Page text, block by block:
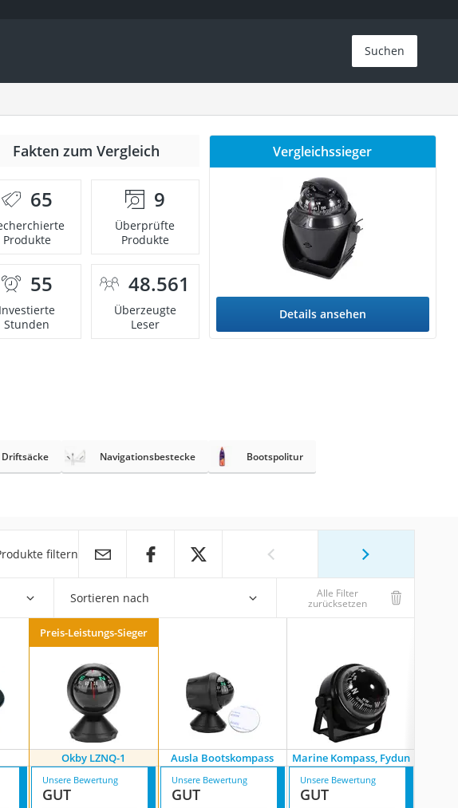
Suchen
Fakten zum Vergleich
65
Produkte
9
Überprüfte
Produkte
55
Investierte
Stunden
48.561
Überzeugte
Leser
Vergleichssieger
Details ansehen
Driftsäcke Navigationsbestecke Bootspolitur
filtern
Sortieren nach Alle Filter
zurücksetzen
Preis-Leistungs-Sieger
Okby LZNQ-1 Ausla Bootskompass Marine Kompass, Fydun
Unsere Bewertung
GUT
Unsere Bewertung
GUT
Unsere Bewertung
GUT